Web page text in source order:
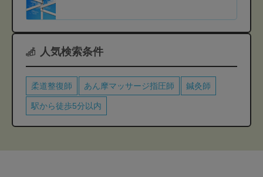
人気検索条件
柔道整復師 あん摩マッサージ指圧師 鍼灸師
駅から徒歩5分以内